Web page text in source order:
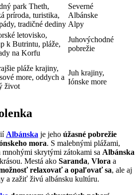
park Theth,
príroda, turistika,
tradičné dediny
Severné
Albánske
Alpy
letovisko,
k Butrintu, pláže,
na Korfu
Juhovýchodné
pobrežie
pláže krajiny,
more, oddych a
život
Juh krajiny,
Iónske more
Albánska je jeho úžasné pobrežie
mora. S malebnými plážami,
skrytými zátokami sa Albánska
Mestá ako Saranda, Vlora a
relaxovať a opaľovať sa, ale aj
a zažiť živú albánsku kultúru.